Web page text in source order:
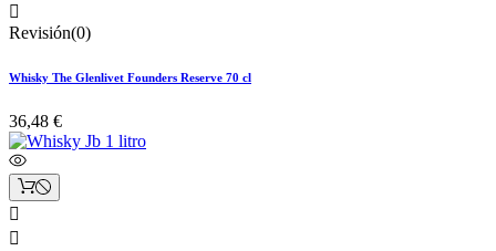

Revisión(0)
Whisky The Glenlivet Founders Reserve 70 cl
36,48 €

